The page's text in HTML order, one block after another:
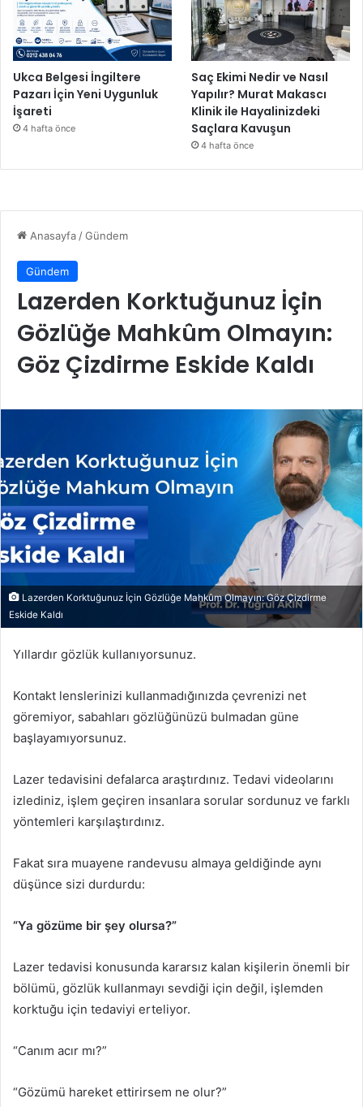
Ukca Belgesi İngiltere
Pazarı İçin Yeni Uygunluk
İşareti
4 hafta önce
Saç Ekimi Nedir ve Nasıl
Yapılır? Murat Makascı
Klinik ile Hayalinizdeki
Saçlara Kavuşun
4 hafta önce